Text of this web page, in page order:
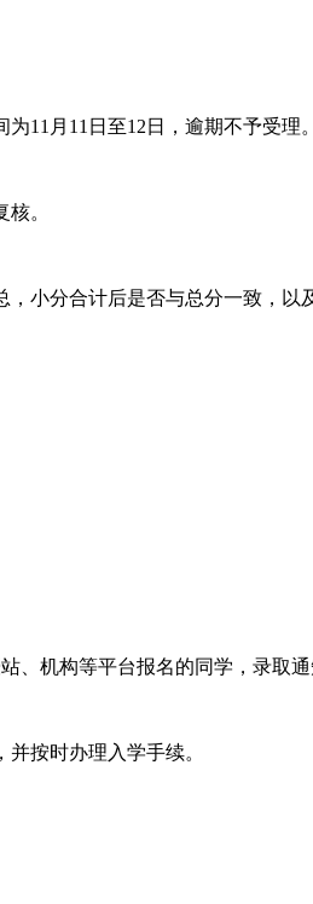
11月11日至12日，逾期不予受理。
。
分合计后是否与总分一致，以
机构等平台报名的同学，录取通
按时办理入学手续。